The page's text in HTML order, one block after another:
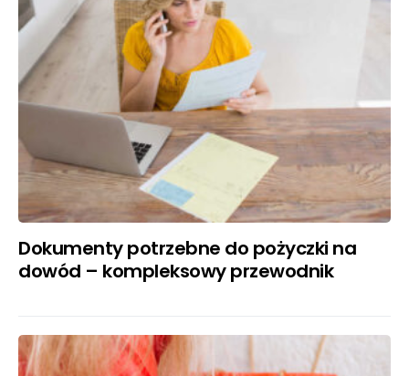
Dokumenty potrzebne do pożyczki na
dowód – kompleksowy przewodnik